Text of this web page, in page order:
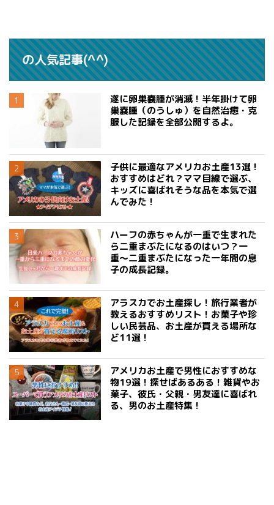
の人気記事(^^)
遂に卵巣嚢腫が消滅！半年掛けて卵
巣嚢腫（のうしゅ）を自然治癒・克
服した記録を全部公開するよ。
子供に最適なアメリカお土産13選！
おすすめはどれ？ママ目線で選ぶ、
キッズに喜ばれそうな品を本気で選
んでみた！
ハーフの赤ちゃんが一重で生まれた
ら二重まぶたになるのはいつ？一
重〜二重まぶたになった一年間の息
子の成長記録。
アラスカでお土産探し！旅行業者が
教えるおすすめリスト！お菓子や珍
しい民芸品、お土産が買える場所な
ど11選！
アメリカお土産で男性におすすめな
物19選！探せばあるある！雑貨やお
菓子、彼氏・父親・男友達に喜ばれ
る、男のお土産特集！